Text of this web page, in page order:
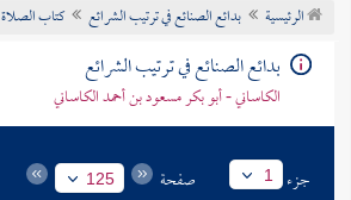
تراجم الأعلام
الرئيسية بدائع الصنائع في ترتيب الشرائع كتاب الصلاة
بدائع الصنائع في ترتيب الشرائع
الكاساني - أبو بكر مسعود بن أحمد الكاساني
جزء 1 صفحة 125